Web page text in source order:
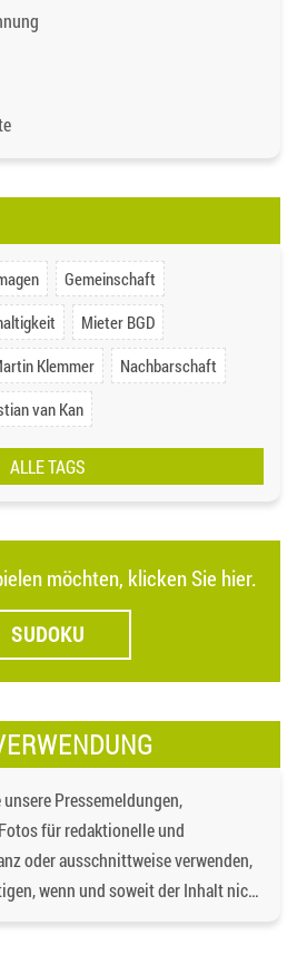
Gemeinschaft
Mieter BGD
Klemmer
Nachbarschaft
van Kan
ALLE TAGS
möchten, klicken Sie hier.
SUDOKU
Pressemeldungen,
für redaktionelle und
oder ausschnittweise verwenden,
wenn und soweit der Inhalt nicht